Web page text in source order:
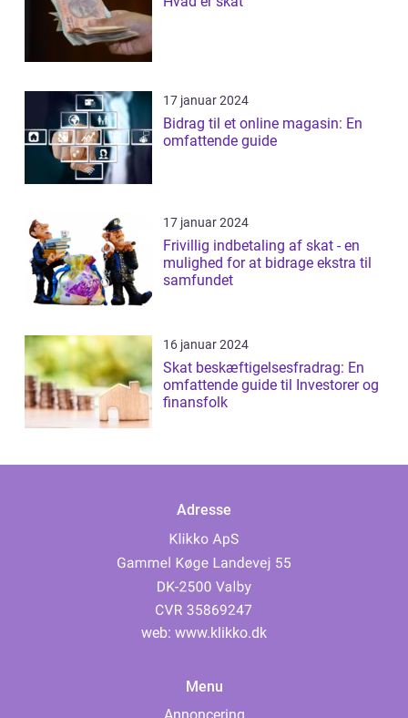
17 januar 2024
Bidrag til et online magasin: En
omfattende guide
17 januar 2024
Frivillig indbetaling af skat - en
mulighed for at bidrage ekstra til
samfundet
16 januar 2024
Skat beskæftigelsesfradrag: En
omfattende guide til Investorer og
finansfolk
Adresse
web: www.klikko.dk
Menu